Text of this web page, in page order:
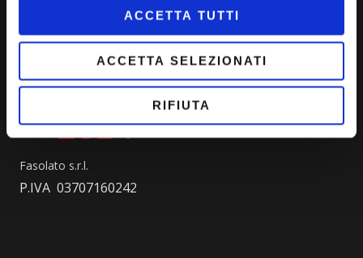
ACCETTA TUTTI
ACCETTA SELEZIONATI
RIFIUTA
Fasolato s.r.l.
P.IVA 03707160242